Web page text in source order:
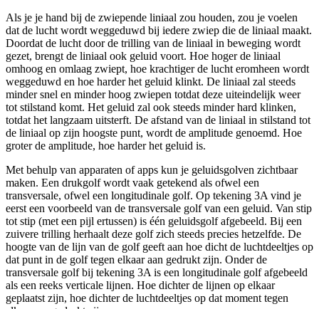
Als je je hand bij de zwiepende liniaal zou houden, zou je voelen
dat de lucht wordt weggeduwd bij iedere zwiep die de liniaal maakt.
Doordat de lucht door de trilling van de liniaal in beweging wordt
gezet, brengt de liniaal ook geluid voort. Hoe hoger de liniaal
omhoog en omlaag zwiept, hoe krachtiger de lucht eromheen wordt
weggeduwd en hoe harder het geluid klinkt. De liniaal zal steeds
minder snel en minder hoog zwiepen totdat deze uiteindelijk weer
tot stilstand komt. Het geluid zal ook steeds minder hard klinken,
totdat het langzaam uitsterft. De afstand van de liniaal in stilstand tot
de liniaal op zijn hoogste punt, wordt de amplitude genoemd. Hoe
groter de amplitude, hoe harder het geluid is.
Met behulp van apparaten of apps kun je geluidsgolven zichtbaar
maken. Een drukgolf wordt vaak getekend als ofwel een
transversale, ofwel een longitudinale golf. Op tekening 3A vind je
eerst een voorbeeld van de transversale golf van een geluid. Van stip
tot stip (met een pijl ertussen) is één geluidsgolf afgebeeld. Bij een
zuivere trilling herhaalt deze golf zich steeds precies hetzelfde. De
hoogte van de lijn van de golf geeft aan hoe dicht de luchtdeeltjes op
dat punt in de golf tegen elkaar aan gedrukt zijn. Onder de
transversale golf bij tekening 3A is een longitudinale golf afgebeeld
als een reeks verticale lijnen. Hoe dichter de lijnen op elkaar
geplaatst zijn, hoe dichter de luchtdeeltjes op dat moment tegen